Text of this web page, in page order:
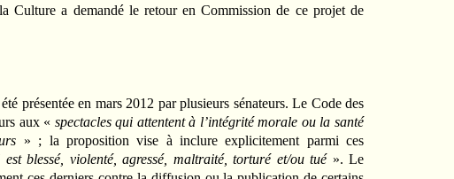
Culture a demandé le retour en Commission de ce projet de
présentée en mars 2012 par plusieurs sénateurs. Le Code des
aux « spectacles qui attentent à l’intégrité morale ou la santé
» ; la proposition vise à inclure explicitement parmi ces
blessé, violenté, agressé, maltraité, torturé et/ou tué ». Le